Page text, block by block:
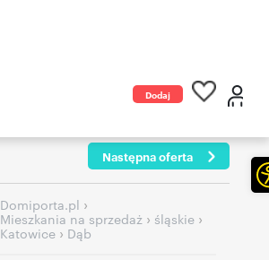
Dodaj
Następna oferta
Domiporta.pl ›
Mieszkania na sprzedaż › śląskie ›
Katowice › Dąb